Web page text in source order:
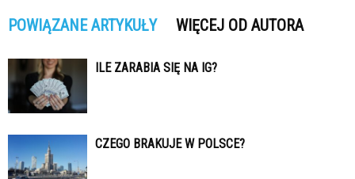
POWIĄZANE ARTYKUŁY WIĘCEJ OD AUTORA
ILE ZARABIA SIĘ NA IG?
CZEGO BRAKUJE W POLSCE?